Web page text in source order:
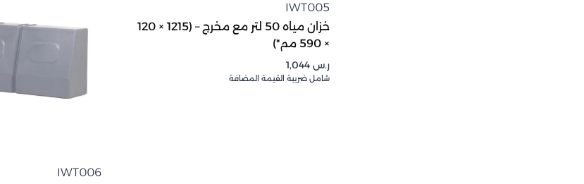
IWT005
خزان مياه 50 لتر مع مخرج – (1215 × 120
× 590 مم*)
ر.س1,044
شامل ضريبة القيمة المضافة
IWT006